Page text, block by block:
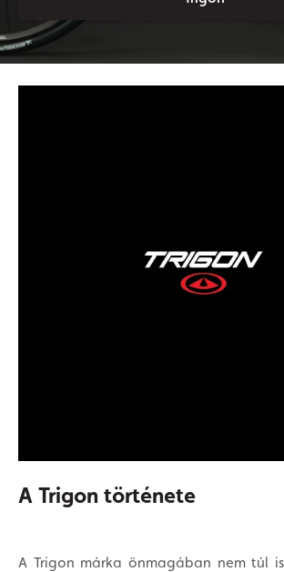
A Trigon története
A Trigon márka önmagában nem túl